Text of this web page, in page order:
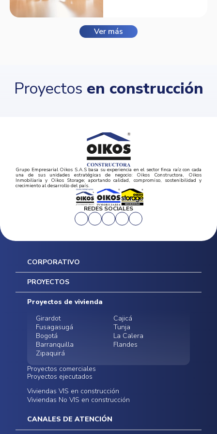
Ver más
Proyectos en construcción
Grupo Empresarial Oikos S.A.S basa su experiencia en el sector finca raíz con cada
una de sus unidades estratégicas de negocio: Oikos Constructora, Oikos
Inmobiliaria y Oikos Storage; aportando calidad, compromiso, sostenibilidad y
crecimiento al desarrollo del país.
REDES SOCIALES
CORPORATIVO
Inicio
Mapa del sitio
Postventas
Contratación Directa
Noticias
PROYECTOS
Proyectos de vivienda
Girardot
Cajicá
Fusagasugá
Tunja
Bogotá
La Calera
Barranquilla
Flandes
Zipaquirá
Proyectos comerciales
Funza
Infinitum Zentral
Bodegas - ALMAX
Centro Comercial
Proyectos ejecutados
Conoce nuestros
proyectos ejecutados
Viviendas VIS en construcción
Viviendas No VIS en construcción
CANALES DE ATENCIÓN